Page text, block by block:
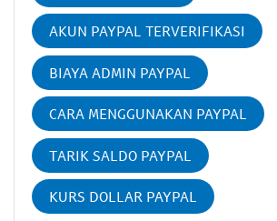
AKUN PAYPAL TERVERIFIKASI
BIAYA ADMIN PAYPAL
CARA MENGGUNAKAN PAYPAL
TARIK SALDO PAYPAL
KURS DOLLAR PAYPAL